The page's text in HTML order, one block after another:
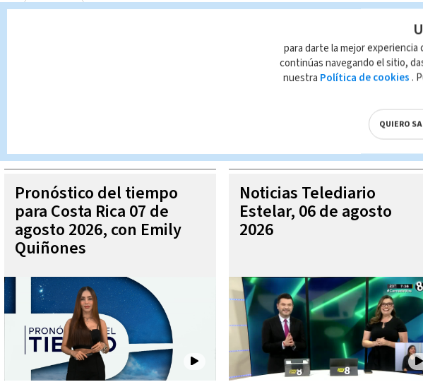
La Revista
Queda prohibida la reproducción total o parcial del contenido de esta página, mismo
MÁS VIDEOS
Pronóstico del tiempo
para Costa Rica 07 de
agosto 2026, con Emily
Quiñones
Noticias Telediario
Estelar, 06 de agosto
2026
para darte la mejor
continúas navegando el sitio,
nuestra Política de cookies .
QUIERO